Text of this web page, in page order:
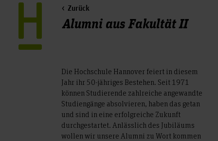
Zurück
Alumni aus Fakultät II
Die Hochschule Hannover feiert in diesem
Jahr ihr 50-jähriges Bestehen. Seit 1971
können Studierende zahlreiche angewandte
Studiengänge absolvieren, haben das getan
und sind in eine erfolgreiche Zukunft
durchgestartet. Anlässlich des Jubiläums
wollen wir unsere Alumni zu Wort kommen